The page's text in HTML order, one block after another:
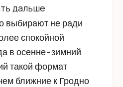
дальше
выбирают не ради
спокойной
в осенне-зимний
такой формат
ближние к Гродно